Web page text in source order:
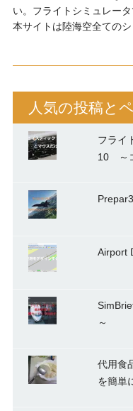
い。フライトシミュレー
本サイトは陸海空全てのシ
人気の投稿と
フライ
10 ～
Airport
～
代用食
を簡単